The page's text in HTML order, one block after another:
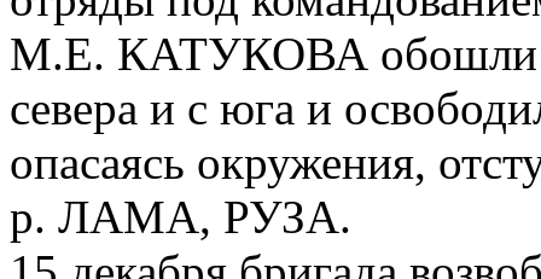
М.Е. КАТУКОВА обошли
севера и с юга и
опасаясь окружения,
р. ЛАМА, РУЗА.